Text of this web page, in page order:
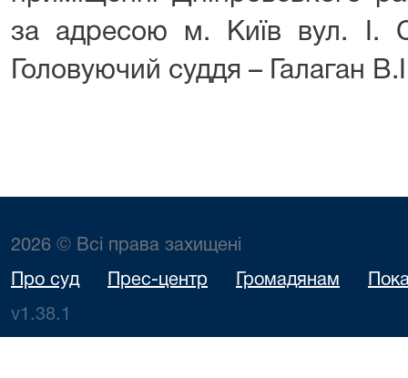
за адресою м. Київ вул. І.
Головуючий суддя – Галаган
2026 © Всі права захищені
Про суд Прес-центр Громадянам
v1.38.1